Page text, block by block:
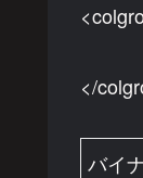
</
バイ